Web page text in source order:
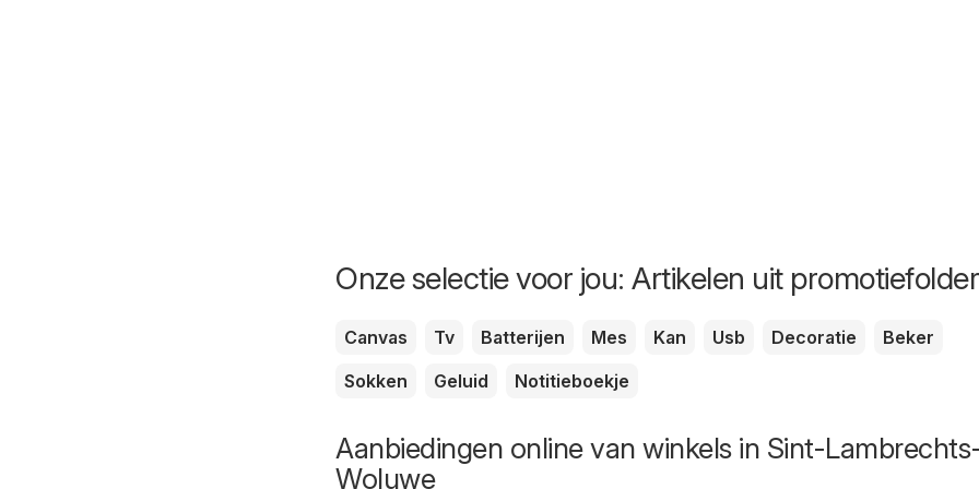
Onze selectie voor jou: Artikelen uit
Canvas Tv Batterijen Mes Kan Usb Decoratie
Beker
Sokken
Geluid Notitieboekje
Aanbiedingen online van winkels in Sint-
Woluwe